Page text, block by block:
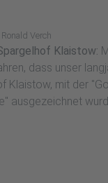
Verch
Klaistow:
dass unser
Klaistow, mit der
ausgezeichnet